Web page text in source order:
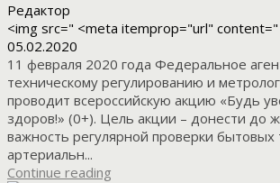
Редактор
<img src=" <meta itemprop="url" content="
05.02.2020
11 февраля 2020 года Федеральное
техническому регулированию и
проводит всероссийскую акцию «Будь
здоров!» (0+). Цель акции – донести до
важность регулярной проверки бытовых
артериальн...
Continue reading